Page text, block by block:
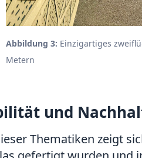
Abbildung 3: Einzigartiges
Metern
und
Thematiken zeigt